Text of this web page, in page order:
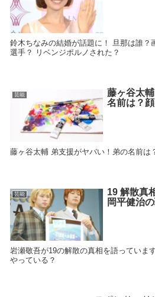
鈴木ちなみの結婚が話題に！ 旦那は誰？
選手？ リベンジポルノされた？
芸能
藤ヶ谷太
名前は？
藤ヶ谷太輔 弟支援がヤバい！弟の名前は
芸能
19 解散真
岡平健治
岩瀬敬吾が19の解散の真相を語っていま
やっている？